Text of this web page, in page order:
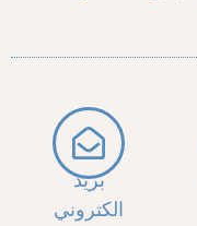
بريد
الكتروني